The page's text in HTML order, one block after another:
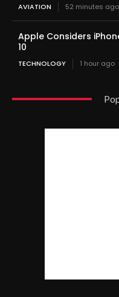
AVIATION 52 minutes ago
Apple Considers
10
TECHNOLOGY 1 hour ago